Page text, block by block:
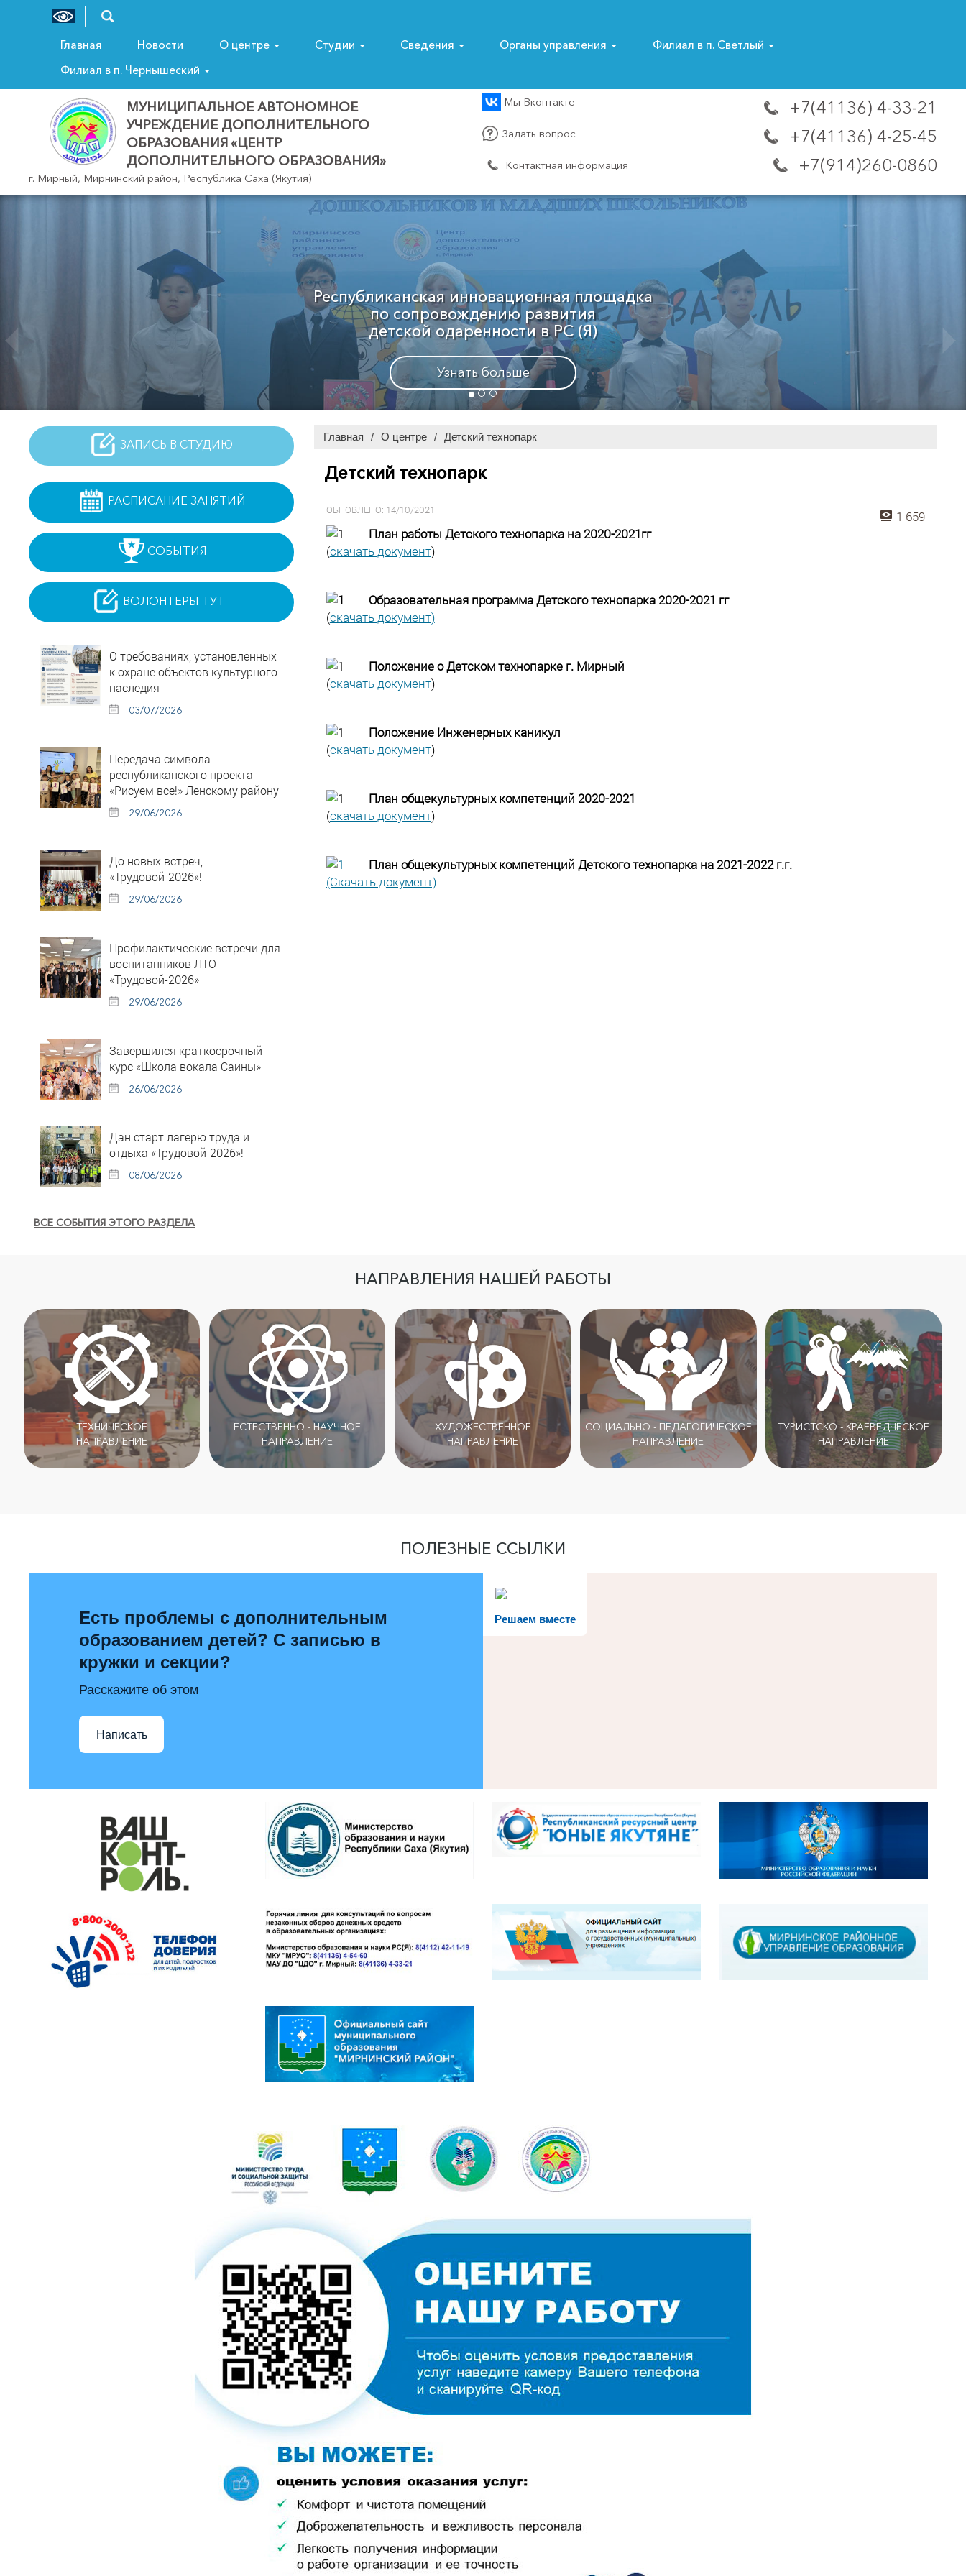
Главная Новости О центре Студии Сведения Органы управления
Филиал в п. Светлый
Филиал в п. Чернышеский
МУНИЦИПАЛЬНОЕ АВТОНОМНОЕ
УЧРЕЖДЕНИЕ ДОПОЛНИТЕЛЬНОГО
ОБРАЗОВАНИЯ «ЦЕНТР
ДОПОЛНИТЕЛЬНОГО ОБРАЗОВАНИЯ»
г. Мирный, Мирнинский район, Республика Саха (Якутия)
Мы Вконтакте
Задать вопрос
Контактная информация
+7(41136) 4-33-21
+7(41136) 4-25-45
+7(914)260-0860
Муниципальный опорный центр
Мирнинского района
Узнать больше
Главная / О центре / Детский технопарк
Детский технопарк
ОБНОВЛЕНО: 14/10/2021
1 659
План работы Детского технопарка на 2020-2021гг
(скачать документ)
Образовательная программа Детского технопарка 2020-2021 гг
(скачать документ)
Положение о Детском технопарке г. Мирный
(скачать документ)
Положение Инженерных каникул
(скачать документ)
План общекультурных компетенций 2020-2021
(скачать документ)
План общекультурных компетенций Детского технопарка на 2021-2022 г.г.
(Скачать документ)
ЗАПИСЬ В СТУДИЮ
РАСПИСАНИЕ ЗАНЯТИЙ
СОБЫТИЯ
ВОЛОНТЕРЫ ТУТ
О требованиях, установленных
к охране объектов культурного
наследия
03/07/2026
Передача символа
республиканского проекта
«Рисуем все!» Ленскому району
29/06/2026
До новых встреч,
«Трудовой-2026»!
29/06/2026
Профилактические встречи для
воспитанников ЛТО
«Трудовой-2026»
29/06/2026
Завершился краткосрочный
курс «Школа вокала Саины»
26/06/2026
Дан старт лагерю труда и
отдыха «Трудовой-2026»!
08/06/2026
ВСЕ СОБЫТИЯ ЭТОГО РАЗДЕЛА
НАПРАВЛЕНИЯ НАШЕЙ РАБОТЫ
ТЕХНИЧЕСКОЕ
НАПРАВЛЕНИЕ
ЕСТЕСТВЕННО - НАУЧНОЕ
НАПРАВЛЕНИЕ
ХУДОЖЕСТВЕННОЕ
НАПРАВЛЕНИЕ
СОЦИАЛЬНО - ПЕДАГОГИЧЕСКОЕ
НАПРАВЛЕНИЕ
ТУРИСТСКО - КРАЕВЕДЧЕСКОЕ
НАПРАВЛЕНИЕ
ПОЛЕЗНЫЕ ССЫЛКИ
Решаем вместе
Есть проблемы с дополнительным
образованием детей? С записью в
кружки и секции?
Расскажите об этом
Написать